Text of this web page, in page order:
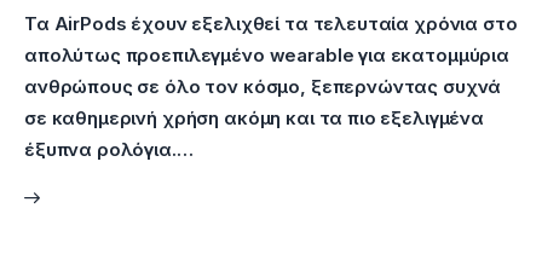
Τα AirPods έχουν εξελιχθεί τα τελευταία χρόνια στο
απολύτως προεπιλεγμένο wearable για εκατομμύρια
ανθρώπους σε όλο τον κόσμο, ξεπερνώντας συχνά
σε καθημερινή χρήση ακόμη και τα πιο εξελιγμένα
έξυπνα ρολόγια.…